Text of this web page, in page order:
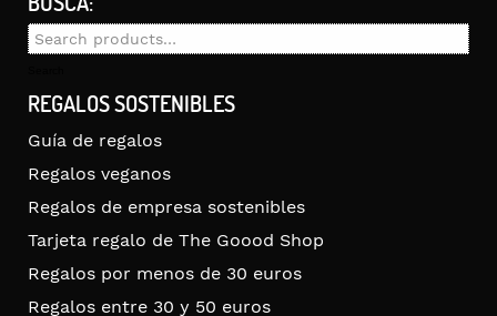
Search
REGALOS SOSTENIBLES
Guía de regalos
Regalos veganos
Regalos de empresa sostenibles
Tarjeta regalo de The Goood Shop
Regalos por menos de 30 euros
Regalos entre 30 y 50 euros